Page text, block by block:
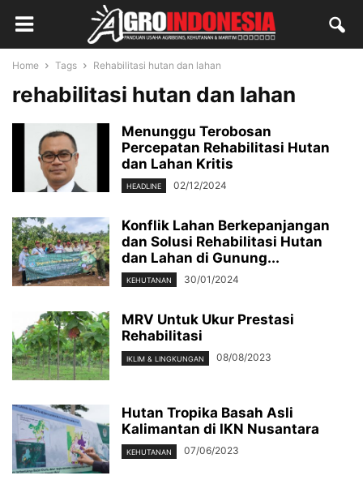
Home Tags Rehabilitasi hutan dan lahan
rehabilitasi hutan dan lahan
Menunggu Terobosan
Percepatan Rehabilitasi Hutan
dan Lahan Kritis
HEADLINE 02/12/2024
Konflik Lahan Berkepanjangan
dan Solusi Rehabilitasi Hutan
dan Lahan di Gunung...
KEHUTANAN 30/01/2024
MRV Untuk Ukur Prestasi
Rehabilitasi
IKLIM & LINGKUNGAN 08/08/2023
Hutan Tropika Basah Asli
Kalimantan di IKN Nusantara
KEHUTANAN 07/06/2023